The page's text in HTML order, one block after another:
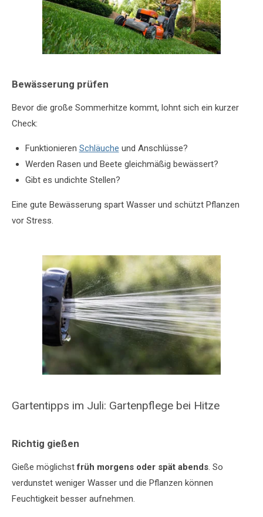
Bewässerung prüfen
Bevor die große Sommerhitze kommt, lohnt sich ein kurzer
Check:
Funktionieren Schläuche und Anschlüsse?
Werden Rasen und Beete gleichmäßig bewässert?
Gibt es undichte Stellen?
Eine gute Bewässerung spart Wasser und schützt Pflanzen
vor Stress.
Gartentipps im Juli: Gartenpflege bei Hitze
Richtig gießen
Gieße möglichstfrüh morgens oder spät abends. So
verdunstet weniger Wasser und die Pflanzen können
Feuchtigkeit besser aufnehmen.